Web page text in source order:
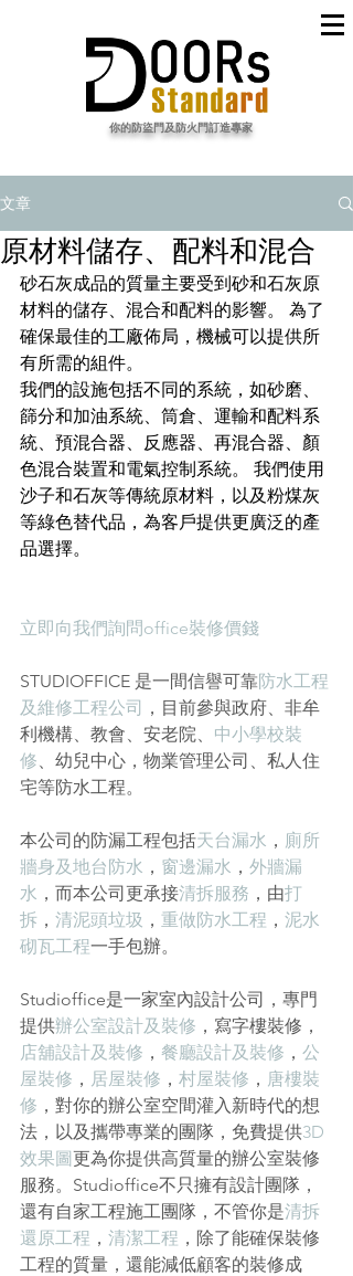
​你的防盜門及防火門訂造專家
文章
原材料儲存、配料和混合
砂石灰成品的質量主要受到砂和石灰原
材料的儲存、混合和配料的影響。 為了
確保最佳的工廠佈局，機械可以提供所
有所需的組件。
我們的設施包括不同的系統，如砂磨、
篩分和加油系統、筒倉、運輸和配料系
統、預混合器、反應器、再混合器、顏
色混合裝置和電氣控制系統。 我們使用
沙子和石灰等傳統原材料，以及粉煤灰
等綠色替代品，為客戶提供更廣泛的產
品選擇。
立即向我們詢問office裝修價錢
STUDIOFFICE 是一間信譽可靠防水工程
及維修工程公司 ，目前參與政府、非牟
利機構、教會、安老院、 中小學校裝
修、幼兒中心，物業管理公司、私人住
宅等防水工程。
本公司的防漏工程包括天台漏水 ， 廁所
牆身及地台防水 ， 窗邊漏水 ， 外牆漏
水 ，而本公司更承接清拆服務 ，由打
拆 ， 清泥頭垃圾 ， 重做防水工程 ， 泥水
砌瓦工程一手包辦。
Studioffice是一家室內設計公司，專門
提供辦公室設計及裝修 ， 寫字樓裝修 ，
店舖設計及裝修 ， 餐廳設計及裝修 ， 公
屋裝修 ， 居屋裝修 ， 村屋裝修 ， 唐樓裝
修 ，對你的辦公室空間灌入新時代的想
法，以及攜帶專業的團隊，免費提供3D
效果圖更為你提供高質量的辦公室裝修
服務。Studioffice不只擁有設計團隊，
還有自家工程施工團隊，不管你是清拆
還原工程 ， 清潔工程 ，除了能確保裝修
工程的質量，還能減低顧客的裝修成